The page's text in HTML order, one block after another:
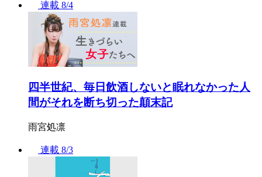
連載 8/4
四半世紀、毎日飲酒しないと眠れなかった人
間がそれを断ち切った顛末記
雨宮処凛
連載 8/3